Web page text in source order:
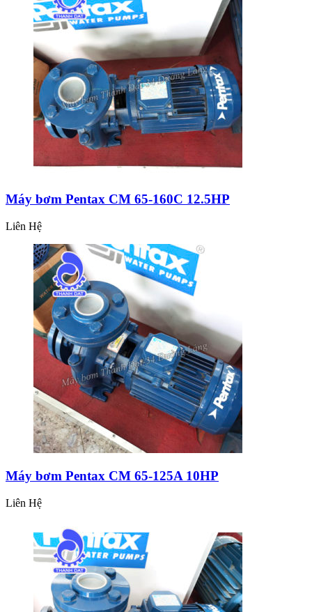
Máy bơm Pentax CM 65-160C 12.5HP
Liên Hệ
Máy bơm Pentax CM 65-125A 10HP
Liên Hệ